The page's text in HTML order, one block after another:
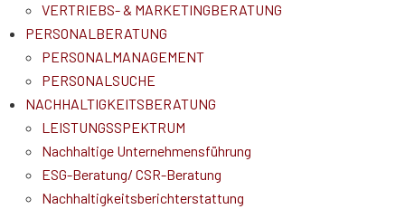
VERTRIEBS- & MARKETINGBERATUNG
PERSONALBERATUNG
PERSONALMANAGEMENT
PERSONALSUCHE
NACHHALTIGKEITSBERATUNG
LEISTUNGSSPEKTRUM
Nachhaltige Unternehmensführung
ESG-Beratung/ CSR-Beratung
Nachhaltigkeitsberichterstattung